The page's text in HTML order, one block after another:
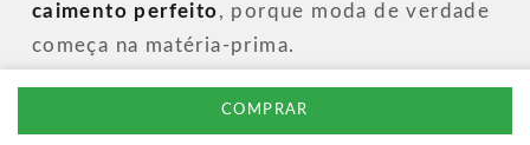
COMPRAR
caimento perfeito, porque moda de verdade
começa na matéria-prima.